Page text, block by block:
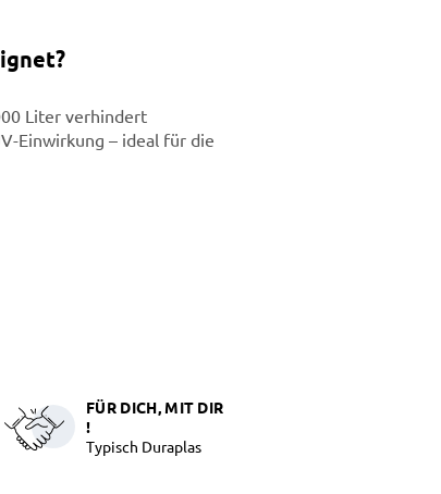
Liter verhindert
Einwirkung – ideal für die
FÜR DICH, MIT DIR
!
Typisch Duraplas